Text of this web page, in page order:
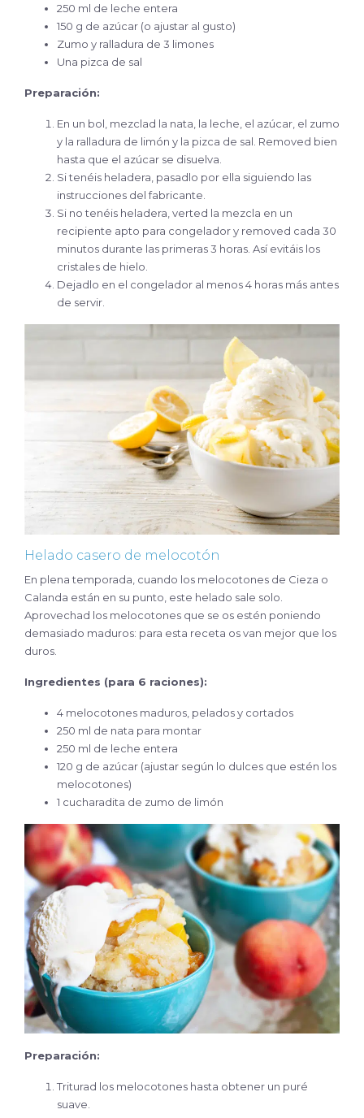
250 ml de leche entera
150 g de azúcar (o ajustar al gusto)
Zumo y ralladura de 3 limones
Una pizca de sal
Preparación:
En un bol, mezclad la nata, la leche, el azúcar, el zumo
y la ralladura de limón y la pizca de sal. Removed bien
hasta que el azúcar se disuelva.
Si tenéis heladera, pasadlo por ella siguiendo las
instrucciones del fabricante.
Si no tenéis heladera, verted la mezcla en un
recipiente apto para congelador y removed cada 30
minutos durante las primeras 3 horas. Así evitáis los
cristales de hielo.
Dejadlo en el congelador al menos 4 horas más antes
de servir.
Helado casero de melocotón
En plena temporada, cuando los melocotones de Cieza o
Calanda están en su punto, este helado sale solo.
Aprovechad los melocotones que se os estén poniendo
demasiado maduros: para esta receta os van mejor que los
duros.
Ingredientes (para 6 raciones):
4 melocotones maduros, pelados y cortados
250 ml de nata para montar
250 ml de leche entera
120 g de azúcar (ajustar según lo dulces que estén los
melocotones)
1 cucharadita de zumo de limón
Preparación:
Triturad los melocotones hasta obtener un puré
suave.